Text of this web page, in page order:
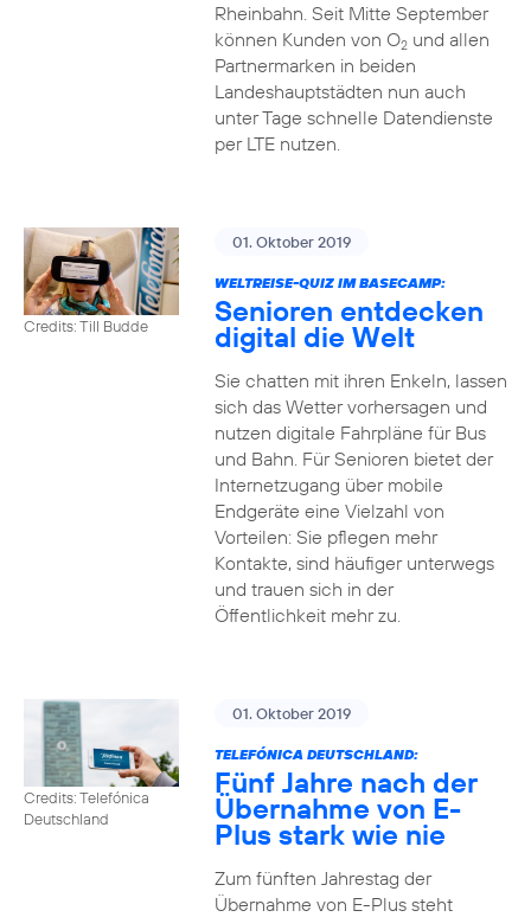
Rheinbahn. Seit Mitte September
können Kunden von O2und allen
Partnermarken in beiden
Landeshauptstädten nun auch
unter Tage schnelle Datendienste
per LTE nutzen.
Credits: Till Budde
01. Oktober 2019
WELTREISE-QUIZ IM BASECAMP:
Senioren entdecken
digital die Welt
Sie chatten mit ihren Enkeln, lassen
sich das Wetter vorhersagen und
nutzen digitale Fahrpläne für Bus
und Bahn. Für Senioren bietet der
Internetzugang über mobile
Endgeräte eine Vielzahl von
Vorteilen: Sie pflegen mehr
Kontakte, sind häufiger unterwegs
und trauen sich in der
Öffentlichkeit mehr zu.
Credits: Telefónica
Deutschland
01. Oktober 2019
TELEFÓNICA DEUTSCHLAND:
Fünf Jahre nach der
Übernahme von E-
Plus stark wie nie
Zum fünften Jahrestag der
Übernahme von E-Plus steht